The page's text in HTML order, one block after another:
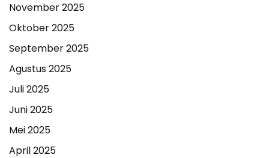
November 2025
Oktober 2025
September 2025
Agustus 2025
Juli 2025
Juni 2025
Mei 2025
April 2025